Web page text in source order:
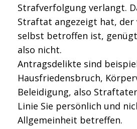
Strafverfolgung verlangt.
Straftat angezeigt hat,
selbst betroffen ist,
also nicht.
Antragsdelikte sind
Hausfriedensbruch,
Beleidigung, also
Linie Sie persönlich und
Allgemeinheit betreffen.